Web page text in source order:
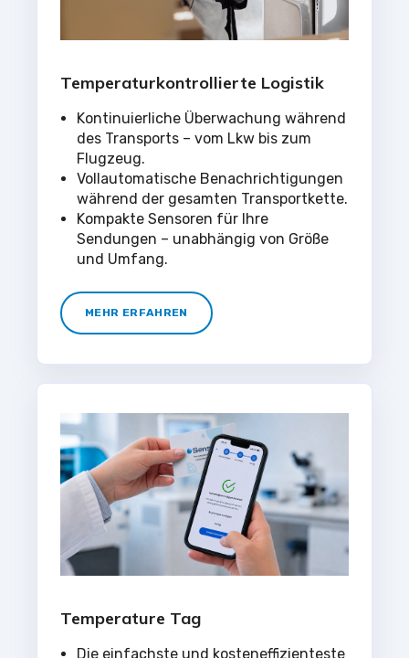
Temperaturkontrollierte Logistik
Kontinuierliche Überwachung während
des Transports – vom Lkw bis zum
Flugzeug.
Vollautomatische Benachrichtigungen
während der gesamten Transportkette.
Kompakte Sensoren für Ihre
Sendungen – unabhängig von Größe
und Umfang.
MEHR ERFAHREN
Temperature Tag
Die einfachste und kosteneffizienteste